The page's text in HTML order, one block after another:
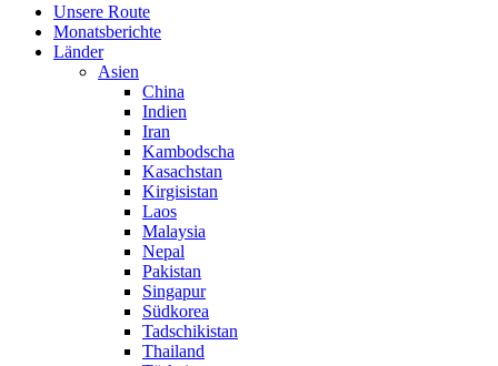
Unsere Route
Monatsberichte
Länder
Asien
China
Indien
Iran
Kambodscha
Kasachstan
Kirgisistan
Laos
Malaysia
Nepal
Pakistan
Singapur
Südkorea
Tadschikistan
Thailand